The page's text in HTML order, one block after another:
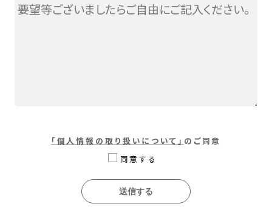
「個人情報の取り扱いについて」 のご同意
同意する